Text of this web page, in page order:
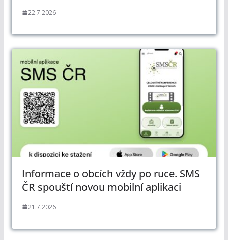
22.7.2026
Informace o obcích vždy po ruce. SMS
ČR spouští novou mobilní aplikaci
21.7.2026